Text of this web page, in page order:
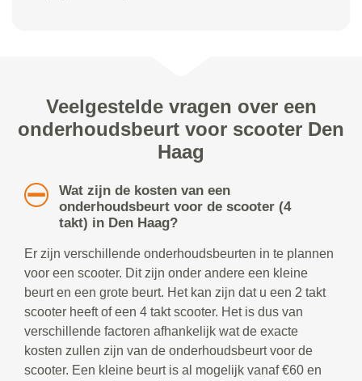
Veelgestelde vragen over een
onderhoudsbeurt voor scooter Den
Haag
Wat zijn de kosten van een
onderhoudsbeurt voor de scooter (4
takt) in Den Haag?
Er zijn verschillende onderhoudsbeurten in te plannen
voor een scooter. Dit zijn onder andere een kleine
beurt en een grote beurt. Het kan zijn dat u een 2 takt
scooter heeft of een 4 takt scooter. Het is dus van
verschillende factoren afhankelijk wat de exacte
kosten zullen zijn van de onderhoudsbeurt voor de
scooter. Een kleine beurt is al mogelijk vanaf €60 en